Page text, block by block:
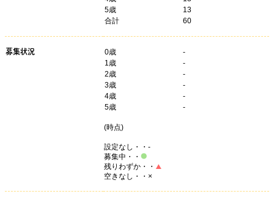
5歳
13
合計
60
募集状況 0歳
-
1歳
-
2歳
-
3歳
-
4歳
-
5歳 -
(時点)
設定なし・・-
募集中・・
残りわずか・・
空きなし・・×